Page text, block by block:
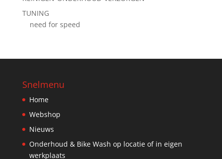
TUNING
need for speed
Snelmenu
Home
Webshop
Nieuws
Onderhoud & Bike Wash op locatie of in eigen
werkplaats